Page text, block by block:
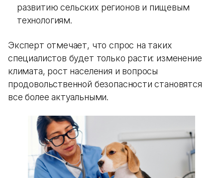
развитию сельских регионов и пищевым
технологиям.
Эксперт отмечает, что спрос на таких
специалистов будет только расти: изменение
климата, рост населения и вопросы
продовольственной безопасности становятся
все более актуальными.